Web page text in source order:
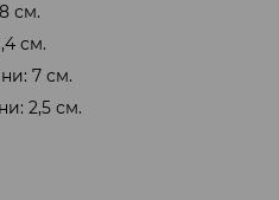
см.
см.
7 см.
2,5 см.